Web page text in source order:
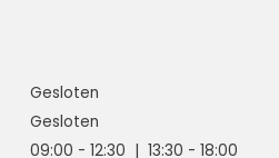
Gesloten
Gesloten
09:00 - 12:30 | 13:30 - 18:00